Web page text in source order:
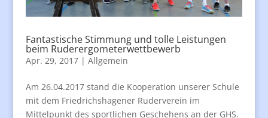
Fantastische Stimmung und tolle Leistungen
beim Ruderergometerwettbewerb
Apr. 29, 2017| Allgemein
Am 26.04.2017 stand die Kooperation unserer Schule
mit dem Friedrichshagener Ruderverein im
Mittelpunkt des sportlichen Geschehens an der GHS.